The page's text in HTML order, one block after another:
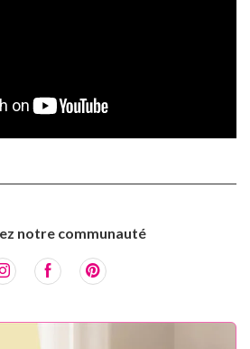
notre communauté